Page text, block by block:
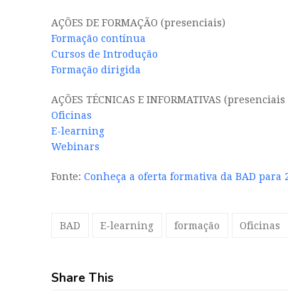
AÇÕES DE FORMAÇÃO (presenciais)
Formação contínua
Cursos de Introdução
Formação dirigida
AÇÕES TÉCNICAS E INFORMATIVAS
Oficinas
E-learning
Webinars
Fonte: Conheça a oferta formativa da BAD para
BAD E-learning formação Oficinas
Share This